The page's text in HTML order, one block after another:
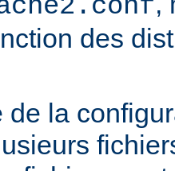
des
de la